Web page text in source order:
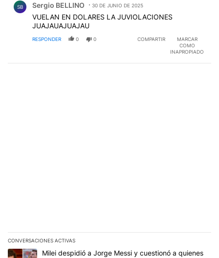
SB Sergio BELLINO 30 DE JUNIO DE 2025
VUELAN EN DOLARES LA JUVIOLACIONES
JUAJAUAJUAJAU
RESPONDER 0 0 COMPARTIR
MARCAR
COMO
INAPROPIADO
CONVERSACIONES ACTIVAS
Este listado muestra los artículos con más comentarios en los
Un artículo de tendencia con el título "Milei despidió a Jorge
Milei despidió a Jorge Messi y cuestionó a quienes